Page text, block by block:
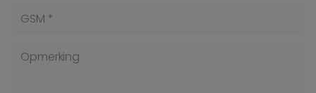
GSM *
Opmerking